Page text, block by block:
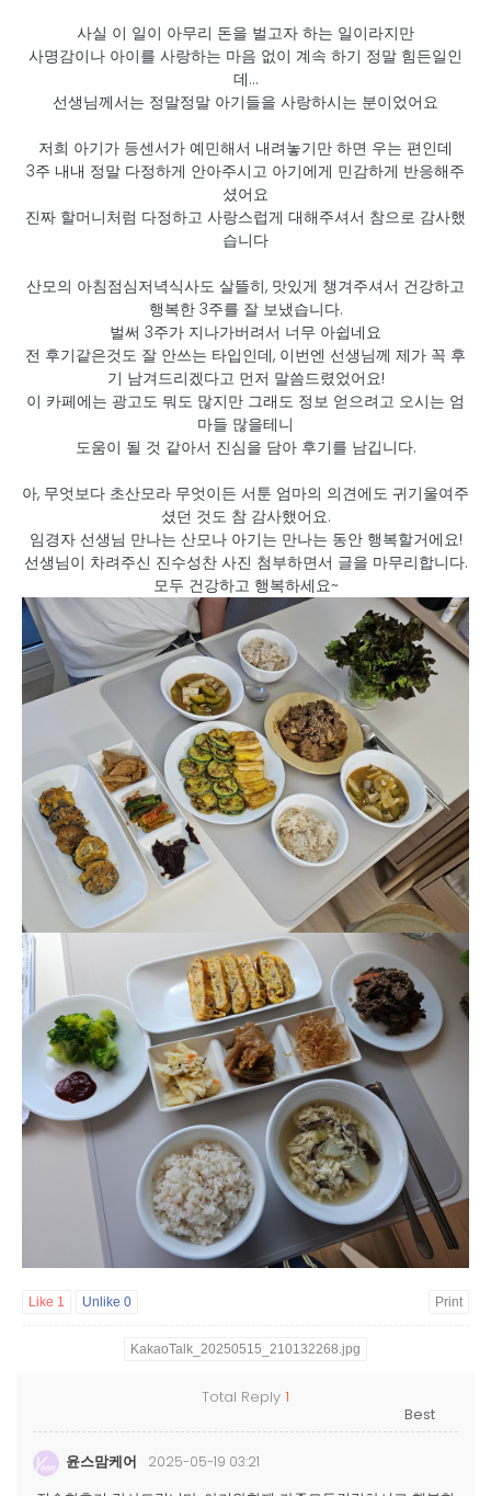
사실 이 일이 아무리 돈을 벌고자 하는 일이라지만
사명감이나 아이를 사랑하는 마음 없이 계속 하기 정말 힘든일인
데...
선생님께서는 정말정말 아기들을 사랑하시는 분이었어요
저희 아기가 등센서가 예민해서 내려놓기만 하면 우는 편인데
3주 내내 정말 다정하게 안아주시고 아기에게 민감하게 반응해주
셨어요
진짜 할머니처럼 다정하고 사랑스럽게 대해주셔서 참으로 감사했
습니다
산모의 아침점심저녁식사도 살뜰히, 맛있게 챙겨주셔서 건강하고
행복한 3주를 잘 보냈습니다.
벌써 3주가 지나가버려서 너무 아쉽네요
전 후기같은것도 잘 안쓰는 타입인데, 이번엔 선생님께 제가 꼭 후
기 남겨드리겠다고 먼저 말씀드렸었어요!
이 카페에는 광고도 뭐도 많지만 그래도 정보 얻으려고 오시는 엄
마들 많을테니
도움이 될 것 같아서 진심을 담아 후기를 남깁니다.
아, 무엇보다 초산모라 무엇이든 서툰 엄마의 의견에도 귀기울여주
셨던 것도 참 감사했어요.
임경자 선생님 만나는 산모나 아기는 만나는 동안 행복할거에요!
선생님이 차려주신 진수성찬 사진 첨부하면서 글을 마무리합니다.
모두 건강하고 행복하세요~
Like 1 Unlike 0 Print
KakaoTalk_20250515_210132268.jpg
Total Reply 1
윤스맘케어 2025-05-19 03:21